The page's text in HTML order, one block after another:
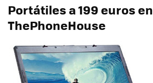
Portátiles a 199 euros en
ThePhoneHouse